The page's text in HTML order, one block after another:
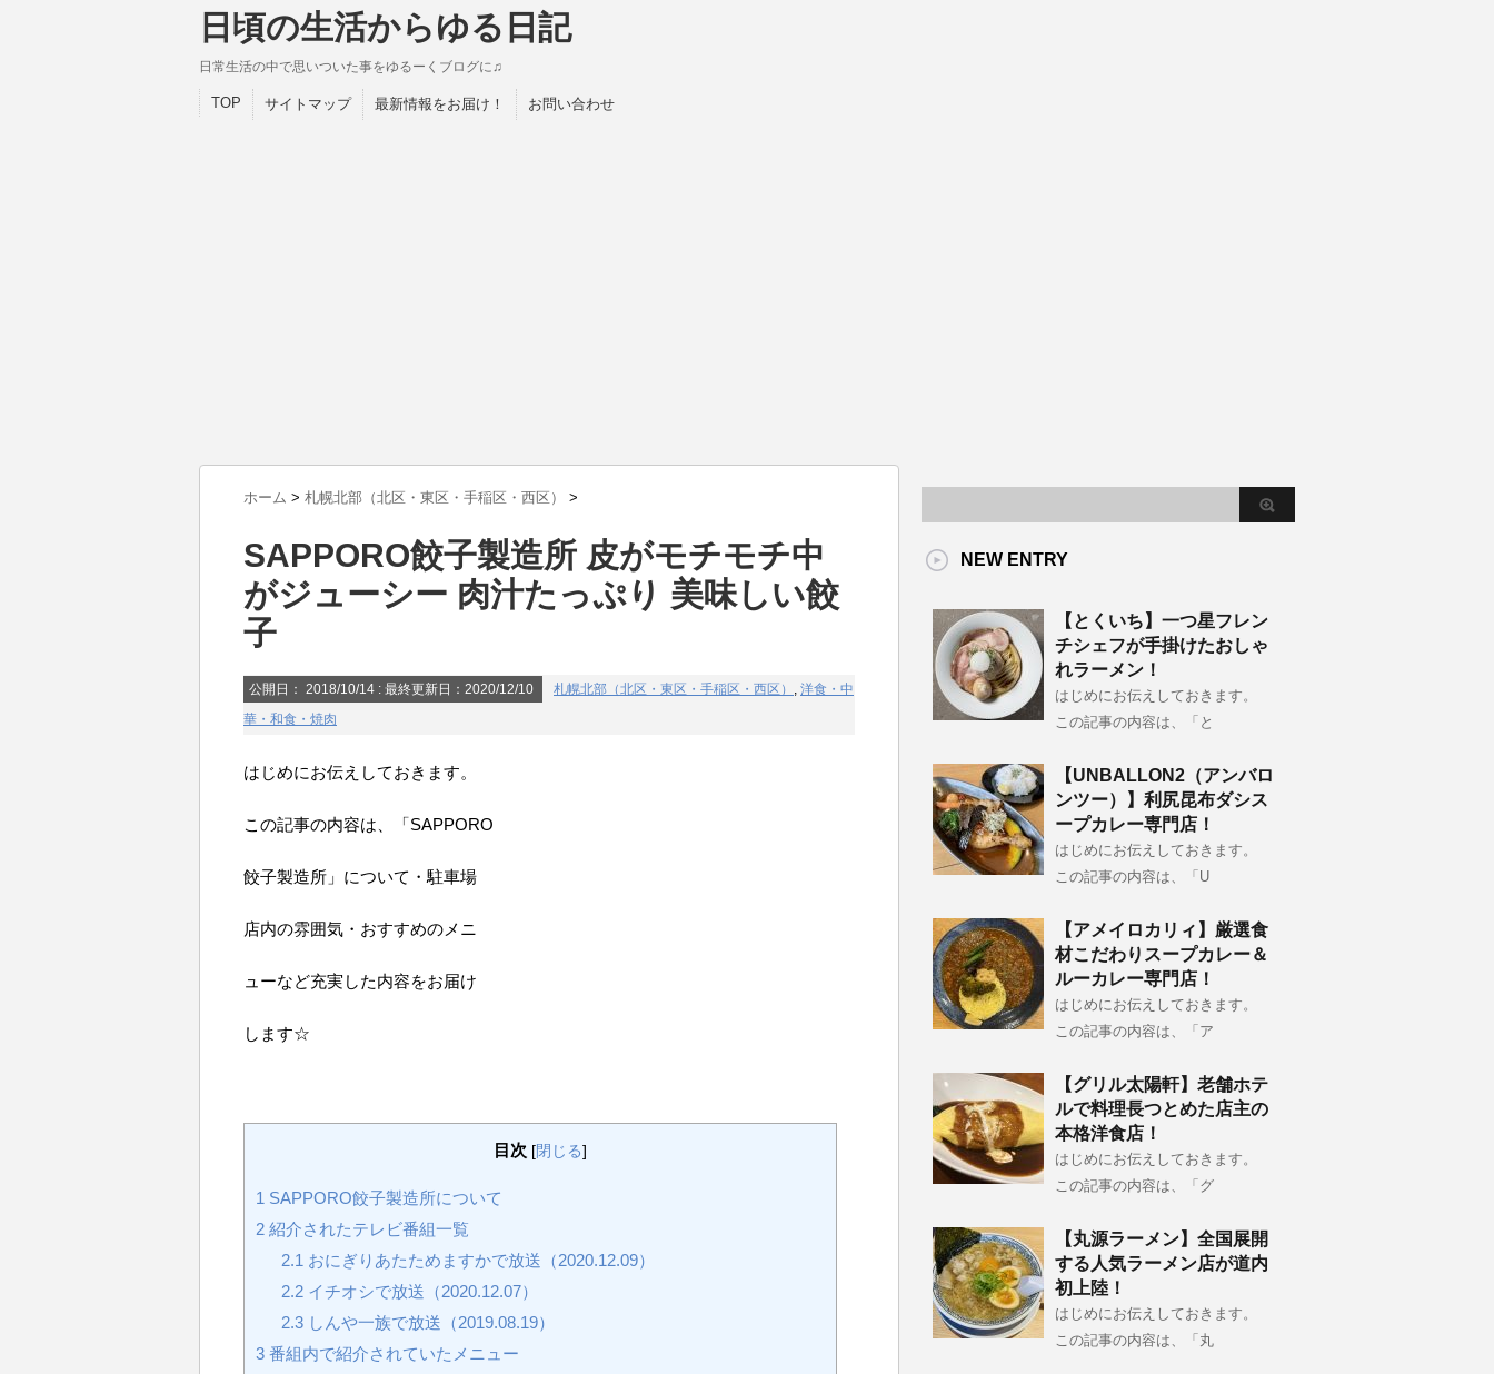
日頃の生活からゆる日記
日常生活の中で思いついた事をゆるーくブログに♫
TOP サイトマップ 最新情報をお届け！ お問い合わせ
ホーム > 札幌北部（北区・東区・手稲区・西区） >
SAPPORO餃子製造所 皮がモチモチ中
がジューシー 肉汁たっぷり 美味しい餃
子
公開日： 2018/10/14 : 最終更新日：2020/12/10 札幌北部（北区・東区・手稲区・西区） , 洋食・中
華・和食・焼肉
はじめにお伝えしておきます。
この記事の内容は、「SAPPORO
餃子製造所」について・駐車場
店内の雰囲気・おすすめのメニ
ューなど充実した内容をお届け
します☆
目次 [閉じる]
1 SAPPORO餃子製造所について
2 紹介されたテレビ番組一覧
2.1 おにぎりあたためますかで放送（2020.12.09）
2.2イチオシで放送（2020.12.07）
2.3しんや一族で放送（2019.08.19）
3 番組内で紹介されていたメニュー
NEW ENTRY
【とくいち】一つ星フレン
チシェフが手掛けたおしゃ
れラーメン！
はじめにお伝えしておきます。
この記事の内容は、「と
【UNBALLON2（アンバロ
ンツー）】利尻昆布ダシス
ープカレー専門店！
はじめにお伝えしておきます。
この記事の内容は、「U
【アメイロカリィ】厳選食
材こだわりスープカレー＆
ルーカレー専門店！
はじめにお伝えしておきます。
この記事の内容は、「ア
【グリル太陽軒】老舗ホテ
ルで料理長つとめた店主の
本格洋食店！
はじめにお伝えしておきます。
この記事の内容は、「グ
【丸源ラーメン】全国展開
する人気ラーメン店が道内
初上陸！
はじめにお伝えしておきます。
この記事の内容は、「丸